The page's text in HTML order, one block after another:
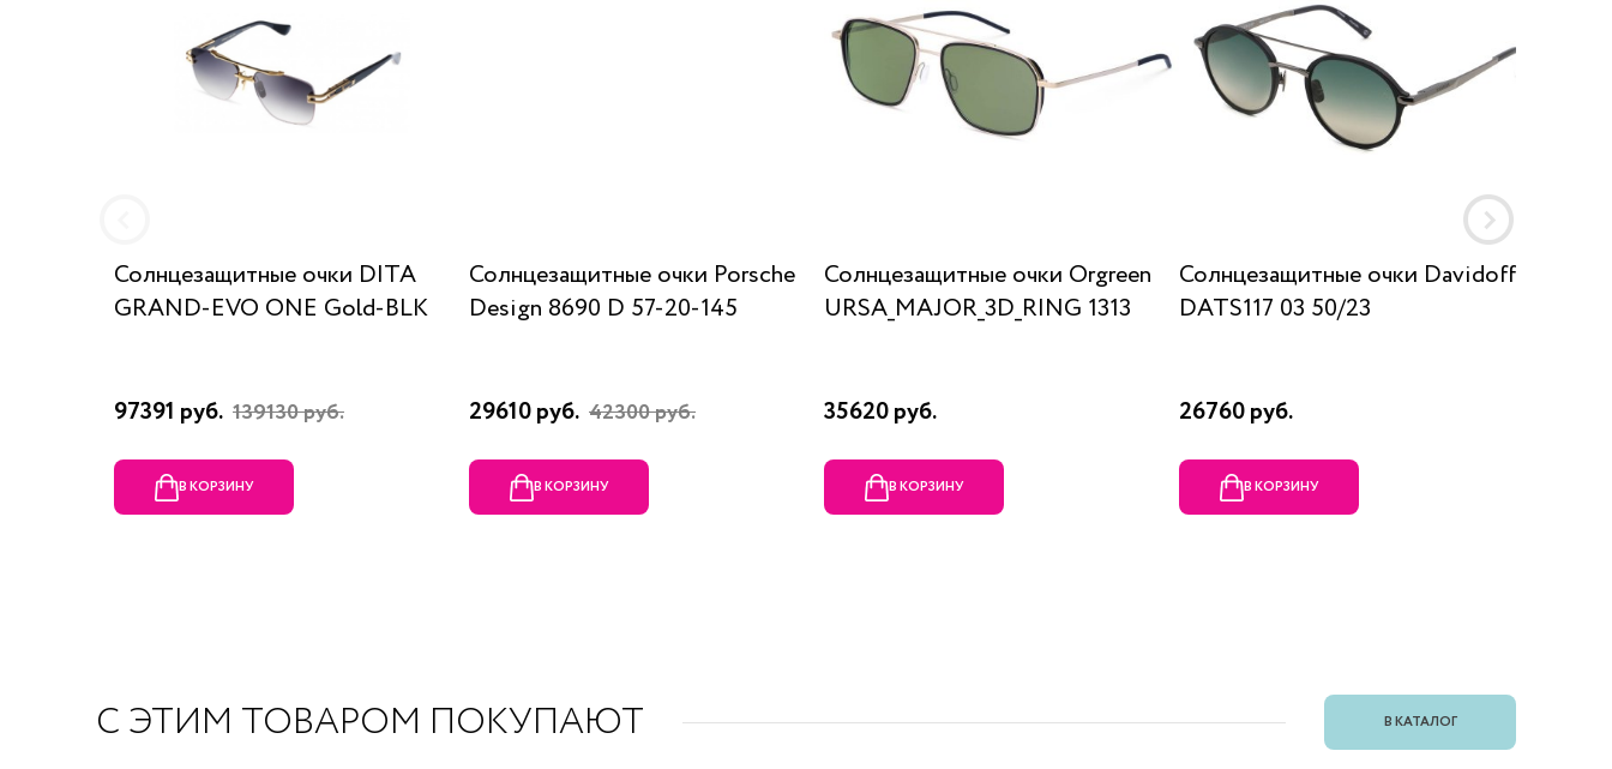
Солнцезащитные очки DITA
GRAND-EVO ONE Gold-BLK
97391 руб. 139130 руб.
В КОРЗИНУ
Солнцезащитные очки Porsche
Design 8690 D 57-20-145
29610 руб. 42300 руб.
В КОРЗИНУ
Солнцезащитные очки Orgreen
URSA_MAJOR_3D_RING 1313
35620 руб.
В КОРЗИНУ
Солнцезащитные очки Davidoff
DATS117 03 50/23
26760 руб.
В КОРЗИНУ
С ЭТИМ ТОВАРОМ ПОКУПАЮТ В КАТАЛОГ